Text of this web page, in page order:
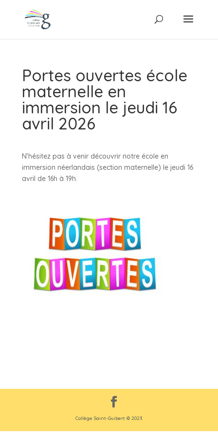
Portes ouvertes école
maternelle en
immersion le jeudi 16
avril 2026
N’hésitez pas à venir découvrir notre école en
immersion néerlandais (section maternelle) le jeudi 16
avril de 16h à 19h.
Collège Saint-Guibert © 2023